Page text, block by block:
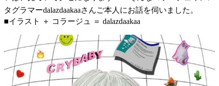
タグラマーdalazdaakaaさんご本人にお話を伺いました。
■イラスト ＋ コラージュ ＝ dalazdaakaa